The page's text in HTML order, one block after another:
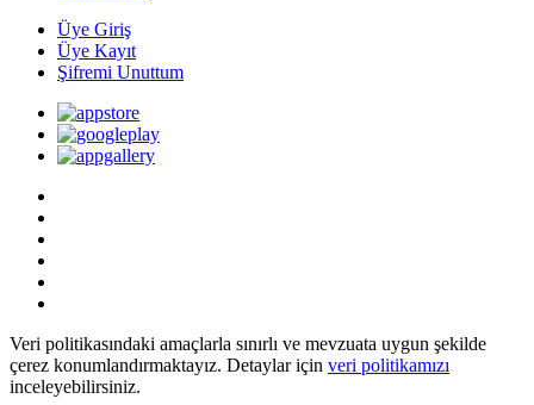
Üye Giriş
Üye Kayıt
Şifremi Unuttum
Veri politikasındaki amaçlarla sınırlı ve mevzuata uygun şekilde
çerez konumlandırmaktayız. Detaylar için veri politikamızı
inceleyebilirsiniz.